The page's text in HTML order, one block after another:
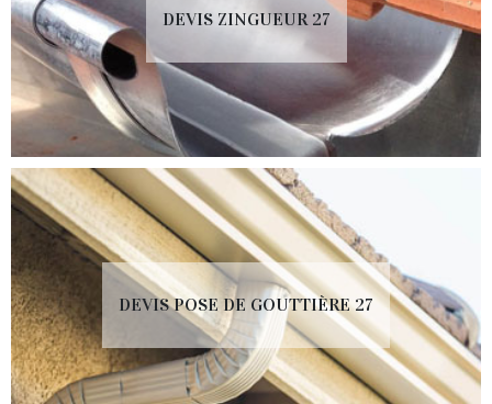
DEVIS ZINGUEUR 27
DEVIS POSE DE GOUTTIÈRE 27